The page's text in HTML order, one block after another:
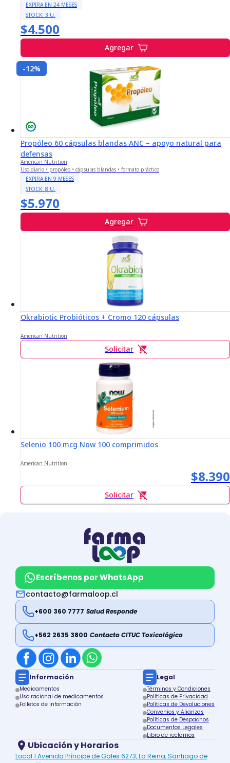
EXPIRA EN 24 MESES
STOCK: 3 U.
$4.500
Agregar
-12%
Propóleo 60 cápsulas blandas ANC – apoyo natural para
defensas
American Nutrition
Uso diario • propóleo • cápsulas blandas • formato práctico
EXPIRA EN 9 MESES
STOCK: 8 U.
$5.970
Agregar
Okrabiotic Probióticos + Cromo 120 cápsulas
American Nutrition
Solicitar
Selenio 100 mcg Now 100 comprimidos
American Nutrition
$8.390
Solicitar
Escríbenos por WhatsApp
contacto@farmaloop.cl
+600 360 7777 Salud Responde
+562 2635 3800 Contacto CITUC Toxicológico
Información
Medicamentos
Uso racional de medicamentos
Folletos de información
Legal
Términos y Condiciones
Políticas de Privacidad
Políticas de Devoluciones
Convenios y Alianzas
Políticas de Despachos
Documentos Legales
Libro de reclamos
Ubicación y Horarios
Local 1 Avenida Príncipe de Gales 6273, La Reina, Santiago de